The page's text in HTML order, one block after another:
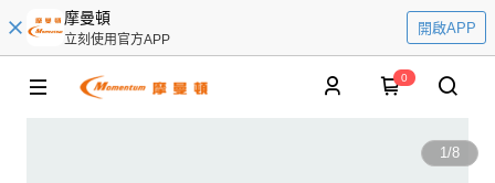
摩曼頓
立刻使用官方APP
開啟APP
0
1/8